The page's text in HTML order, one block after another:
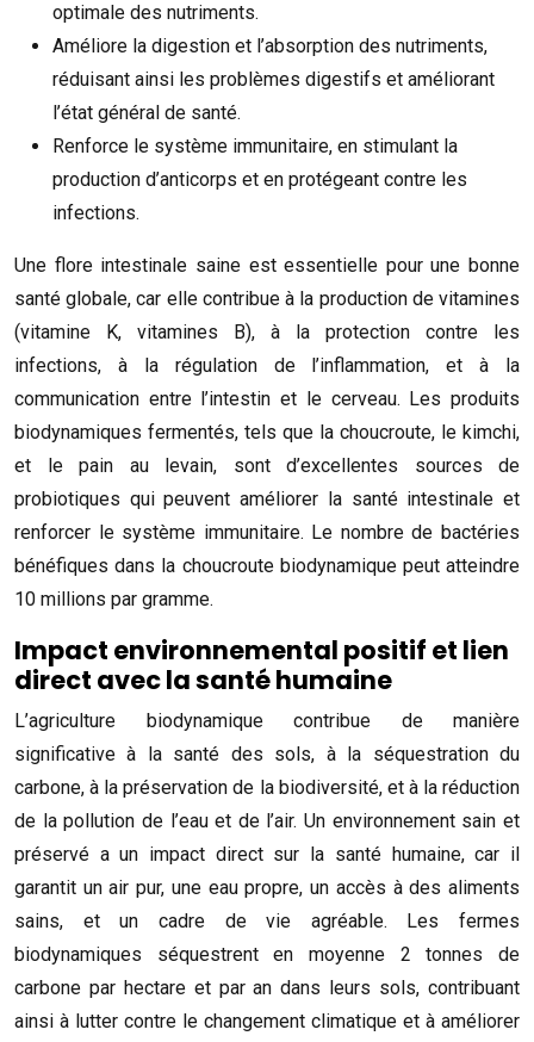
optimale des nutriments.
Améliore la digestion et l’absorption des nutriments,
réduisant ainsi les problèmes digestifs et améliorant
l’état général de santé.
Renforce le système immunitaire, en stimulant la
production d’anticorps et en protégeant contre les
infections.
Une flore intestinale saine est essentielle pour une bonne
santé globale, car elle contribue à la production de vitamines
(vitamine K, vitamines B), à la protection contre les
infections, à la régulation de l’inflammation, et à la
communication entre l’intestin et le cerveau. Les produits
biodynamiques fermentés, tels que la choucroute, le kimchi,
et le pain au levain, sont d’excellentes sources de
probiotiques qui peuvent améliorer la santé intestinale et
renforcer le système immunitaire. Le nombre de bactéries
bénéfiques dans la choucroute biodynamique peut atteindre
10 millions par gramme.
Impact environnemental positif et lien
direct avec la santé humaine
L’agriculture biodynamique contribue de manière
significative à la santé des sols, à la séquestration du
carbone, à la préservation de la biodiversité, et à la réduction
de la pollution de l’eau et de l’air. Un environnement sain et
préservé a un impact direct sur la santé humaine, car il
garantit un air pur, une eau propre, un accès à des aliments
sains, et un cadre de vie agréable. Les fermes
biodynamiques séquestrent en moyenne 2 tonnes de
carbone par hectare et par an dans leurs sols, contribuant
ainsi à lutter contre le changement climatique et à améliorer